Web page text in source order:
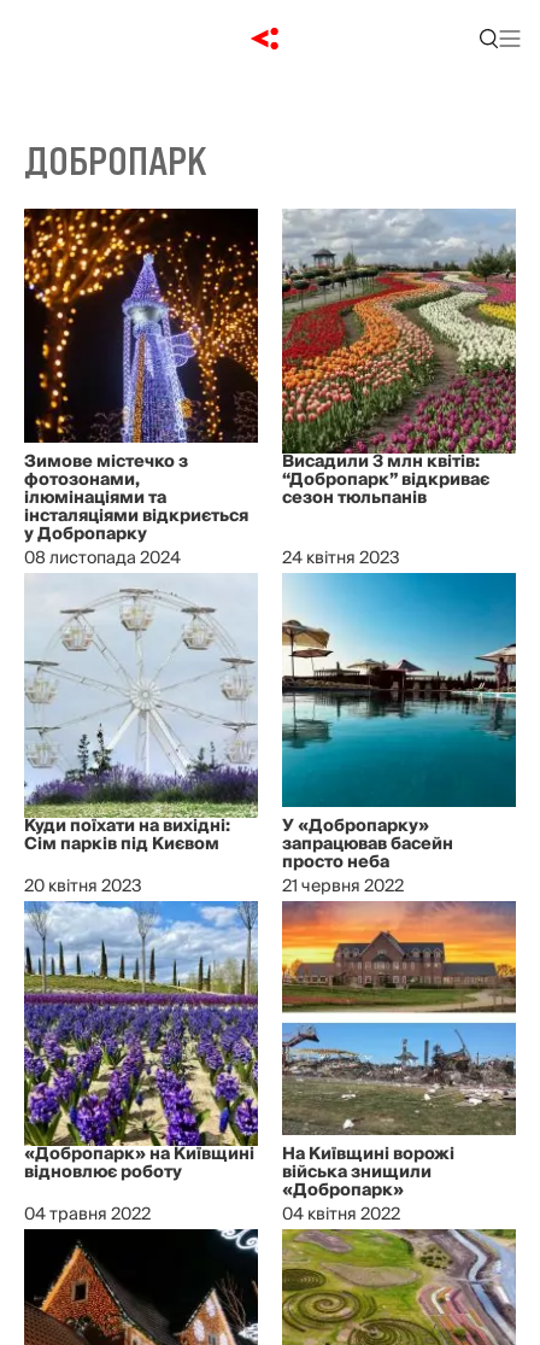
ДОБРОПАРК
Зимове містечко з
фотозонами,
ілюмінаціями та
інсталяціями відкриється
у Добропарку
08 листопада 2024
Висадили 3 млн квітів:
“Добропарк” відкриває
сезон тюльпанів
24 квітня 2023
Куди поїхати на вихідні:
Сім парків під Києвом
20 квітня 2023
У «Добропарку»
запрацював басейн
просто неба
21 червня 2022
«Добропарк» на Київщині
відновлює роботу
04 травня 2022
На Київщині ворожі
війська знищили
«Добропарк»
04 квітня 2022